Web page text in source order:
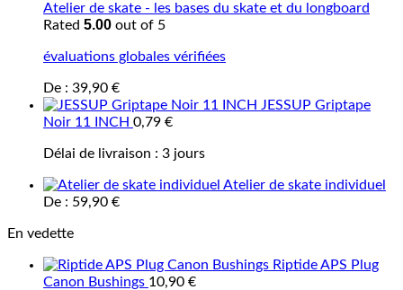
Atelier de skate - les bases du skate et du longboard
Rated 5.00 out of 5
évaluations globales vérifiées
De : 39,90 €
JESSUP Griptape
Noir 11 INCH 0,79 €
Délai de livraison : 3 jours
Atelier de skate individuel
De : 59,90 €
En vedette
Riptide APS Plug
Canon Bushings 10,90 €